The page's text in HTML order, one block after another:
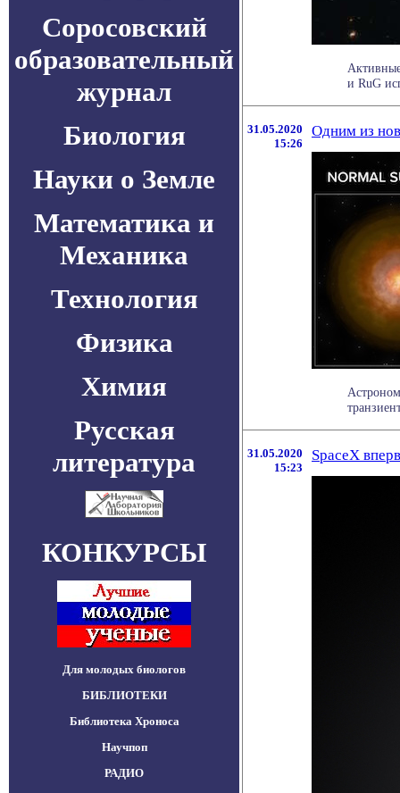
Соросовский
образовательный
журнал
Биология
Науки о Земле
Математика и
Механика
Технология
Физика
Химия
Русская
литература
КОНКУРСЫ
Для молодых биологов
БИБЛИОТЕКИ
Библиотека Хроноса
Научпоп
РАДИО
и RuG
31.05.2020
15:26
Одним из
31.05.2020
15:23
SpaceX